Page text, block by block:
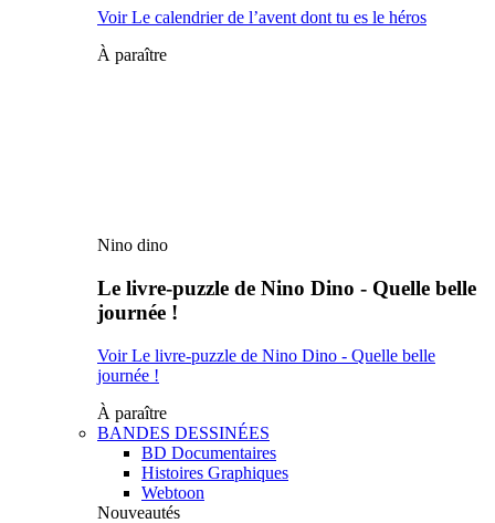
Voir Le calendrier de l’avent dont tu es le héros
À paraître
Nino dino
Le livre-puzzle de Nino Dino - Quelle belle
journée !
Voir Le livre-puzzle de Nino Dino - Quelle belle
journée !
À paraître
BANDES DESSINÉES
BD Documentaires
Histoires Graphiques
Webtoon
Nouveautés